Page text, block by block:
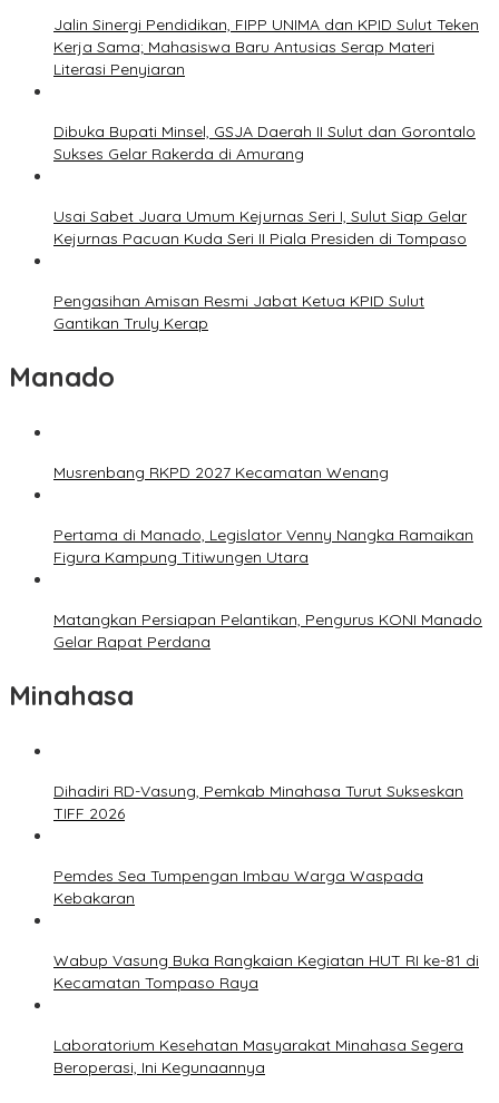
Jalin Sinergi Pendidikan, FIPP UNIMA dan KPID Sulut Teken
Kerja Sama; Mahasiswa Baru Antusias Serap Materi
Literasi Penyiaran
Dibuka Bupati Minsel, GSJA Daerah II Sulut dan Gorontalo
Sukses Gelar Rakerda di Amurang
Usai Sabet Juara Umum Kejurnas Seri I, Sulut Siap Gelar
Kejurnas Pacuan Kuda Seri II Piala Presiden di Tompaso
Pengasihan Amisan Resmi Jabat Ketua KPID Sulut
Gantikan Truly Kerap
Manado
Musrenbang RKPD 2027 Kecamatan Wenang
Pertama di Manado, Legislator Venny Nangka Ramaikan
Figura Kampung Titiwungen Utara
Matangkan Persiapan Pelantikan, Pengurus KONI Manado
Gelar Rapat Perdana
Minahasa
Dihadiri RD-Vasung, Pemkab Minahasa Turut Sukseskan
TIFF 2026
Pemdes Sea Tumpengan Imbau Warga Waspada
Kebakaran
Wabup Vasung Buka Rangkaian Kegiatan HUT RI ke-81 di
Kecamatan Tompaso Raya
Laboratorium Kesehatan Masyarakat Minahasa Segera
Beroperasi, Ini Kegunaannya